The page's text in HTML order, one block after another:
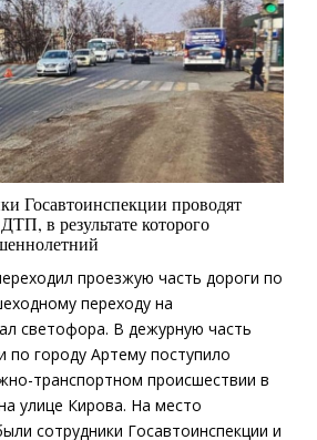
Госавтоинспекции проводят
в результате которого
проезжую часть дороги по
переходу на
светофора. В дежурную часть
городу Артему поступило
транспортном происшествии в
улице Кирова. На место
сотрудники Госавтоинспекции и